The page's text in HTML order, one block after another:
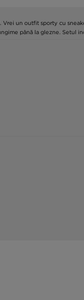
un outfit sporty cu
până la glezne. Setul